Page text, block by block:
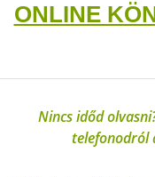
ONLINE
Nincs időd
telefonodról